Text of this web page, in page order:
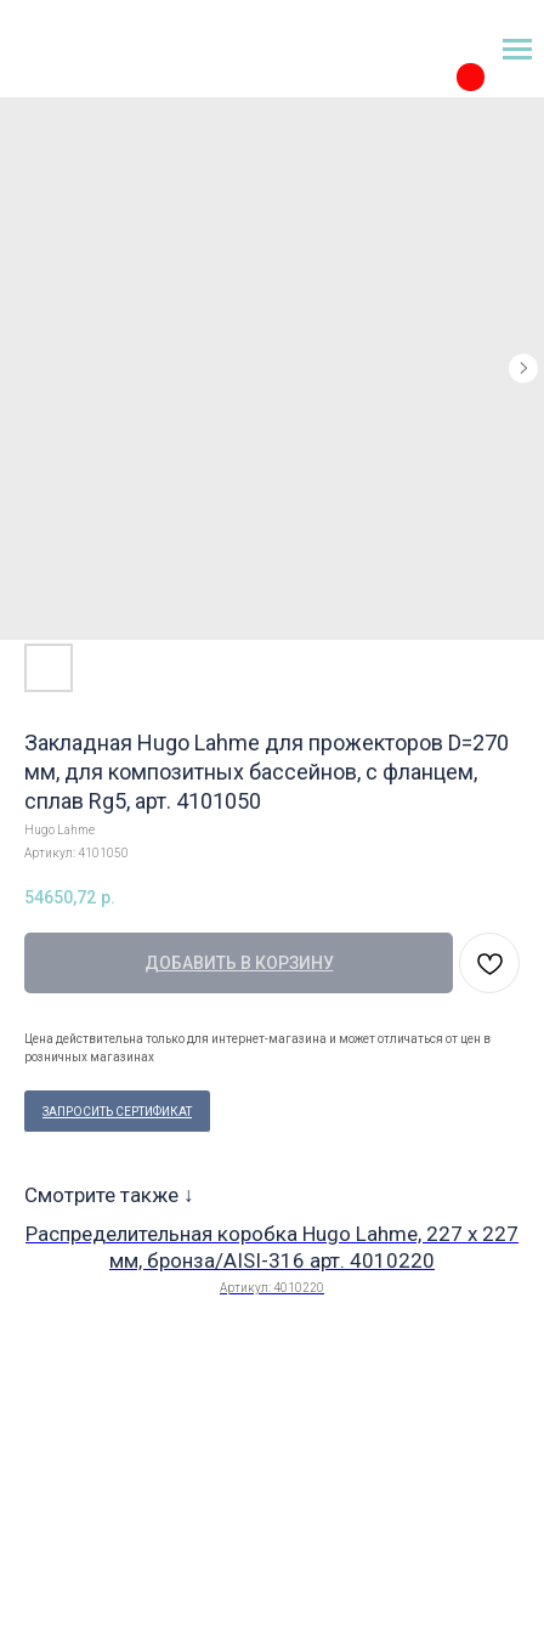
Закладная Hugo Lahme для прожекторов D=270
мм, для композитных бассейнов, с фланцем,
сплав Rg5, арт. 4101050
Hugo Lahme
Артикул:4101050
54650,72 р.
ДОБАВИТЬ В КОРЗИНУ
Цена действительна только для интернет-магазина и может отличаться от цен в
розничных магазинах
ЗАПРОСИТЬ СЕРТИФИКАТ
Смотрите также ↓
Распределительная коробка Hugo Lahme, 227 x 227
мм, бронза/AISI-316 арт. 4010220
Артикул:4010220